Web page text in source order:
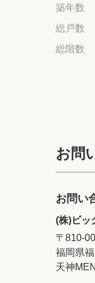
築年数
総戸数
総階数
お問
お問い
(株)ビッ
〒810-
福岡県
天神